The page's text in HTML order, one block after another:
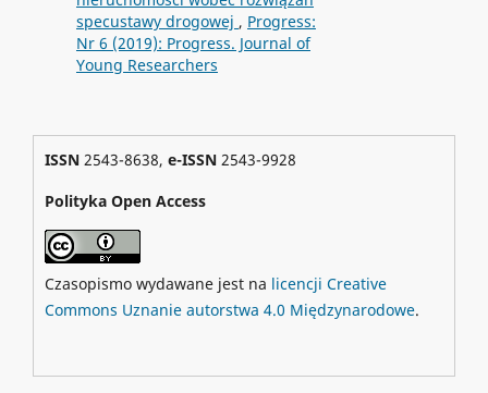
specustawy drogowej , Progress:
Nr 6 (2019): Progress. Journal of
Young Researchers
ISSN2543-8638, e-ISSN 2543-9928
Polityka Open Access
Czasopismo wydawane jest na licencji Creative
Commons Uznanie autorstwa 4.0 Międzynarodowe.